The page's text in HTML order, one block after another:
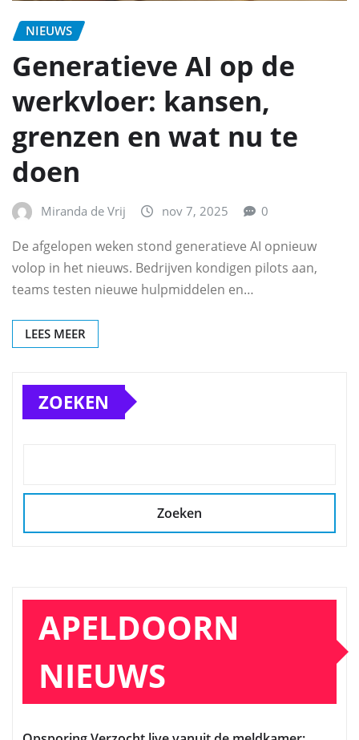
NIEUWS
Generatieve AI op de
werkvloer: kansen,
grenzen en wat nu te
doen
Miranda de Vrij nov 7, 2025 0
De afgelopen weken stond generatieve AI opnieuw
volop in het nieuws. Bedrijven kondigen pilots aan,
teams testen nieuwe hulpmiddelen en…
LEES MEER
ZOEKEN
Zoeken
APELDOORN
NIEUWS